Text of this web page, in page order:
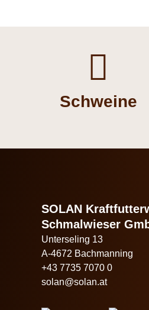

Schweine
SOLAN
Schmalwieser
Unterseling 13
A-4672 Bachmanning
+43 7735 7070 0
solan@solan.at